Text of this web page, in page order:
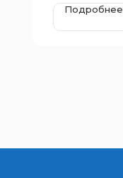
мм и 650 мм
Подробнее